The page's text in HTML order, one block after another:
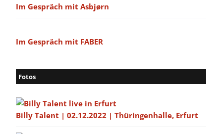
Im Gespräch mit Asbjørn
Im Gespräch mit FABER
Fotos
Billy Talent | 02.12.2022 | Thüringenhalle, Erfurt